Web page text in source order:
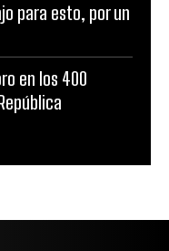
para esto, por un
en los 400